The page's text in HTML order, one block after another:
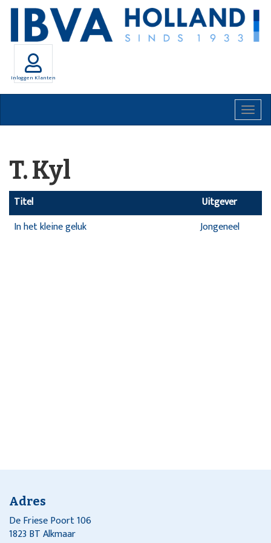
Inloggen Klanten
T. Kyl
Titel
Uitgever
In het kleine geluk
Jongeneel
Adres
De Friese Poort 106
1823 BT Alkmaar